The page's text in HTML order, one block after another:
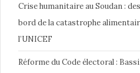
Crise humanitaire au Soudan :
bord de la catastrophe
l’UNICEF
Réforme du Code électoral :